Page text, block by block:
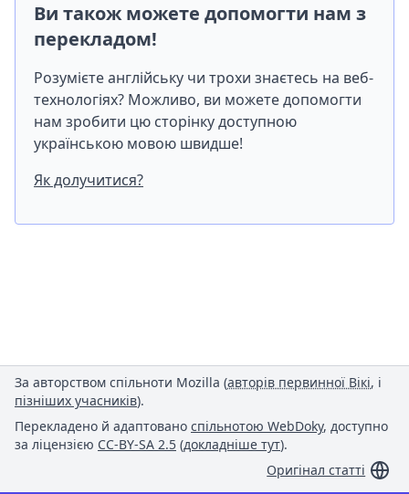
Ви також можете допомогти нам з
перекладом!
Розумієте англійську чи трохи знаєтесь на веб-
технологіях? Можливо, ви можете допомогти
нам зробити цю сторінку доступною
українською мовою швидше!
Як долучитися?
За авторством спільноти Mozilla (авторів первинної Вікі, і
пізніших учасників).
Перекладено й адаптовано спільнотою WebDoky, доступно
за ліцензією CC-BY-SA 2.5 (докладніше тут).
Оригінал статті